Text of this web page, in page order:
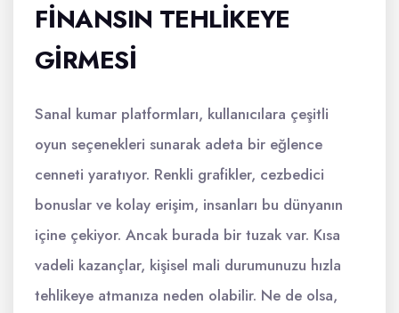
FINANSIN TEHLIKEYE
GIRMESI
Sanal kumar platformları, kullanıcılara çeşitli
oyun seçenekleri sunarak adeta bir eğlence
cenneti yaratıyor. Renkli grafikler, cezbedici
bonuslar ve kolay erişim, insanları bu dünyanın
içine çekiyor. Ancak burada bir tuzak var. Kısa
vadeli kazançlar, kişisel mali durumunuzu hızla
tehlikeye atmanıza neden olabilir. Ne de olsa,